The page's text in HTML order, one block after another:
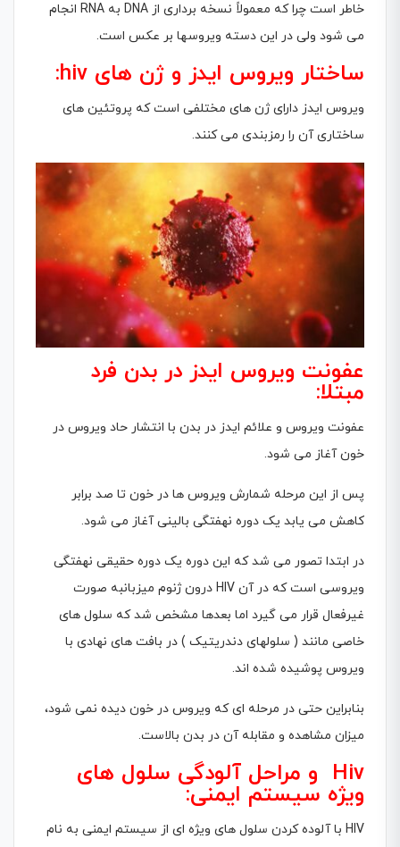
خاطر است چرا که معمولاً نسخه بردارى از DNA به RNA انجام
مى شود ولی در این دسته ویروسها بر عکس است.
ساختار ویروس ایدز و ژن های hiv:
ویروس ایدز داراى ژن هاى مختلفى است که پروتئین هاى
ساختارى آن را رمزبندى مى کنند.
عفونت ویروس ایدز در بدن فرد
مبتلا:
عفونت ویروس و علائم ایدز در بدن با انتشار حاد ویروس در
خون آغاز مى شود.
پس از این مرحله شمارش ویروس ها در خون تا صد برابر
کاهش مى یابد یک دوره نهفتگى بالینى آغاز مى شود.
در ابتدا تصور مى شد که این دوره یک دوره حقیقى نهفتگى
ویروسى است که در آن HIV درون ژنوم میزبانبه صورت
غیرفعال قرار مى گیرد اما بعدها مشخص شد که سلول هاى
خاصی مانند ( سلولهای دندریتیک ) در بافت هاى نهادى با
ویروس پوشیده شده اند.
بنابراین حتى در مرحله اى که ویروس در خون دیده نمى شود،
میزان مشاهده و مقابله آن در بدن بالاست.
Hiv و مراحل آلودگی سلول های
ویژه سیستم ایمنی:
HIV با آلوده کردن سلول هاى ویژه ای از سیستم ایمنی به نام